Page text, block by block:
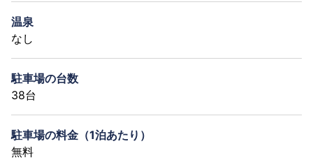
温泉
なし
駐車場の台数
38台
駐車場の料金（1泊あたり）
無料